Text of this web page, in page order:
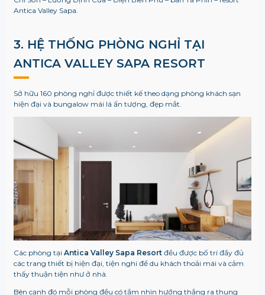
Antica Valley Sapa.
3. HỆ THỐNG PHÒNG NGHỈ TẠI
ANTICA VALLEY SAPA RESORT
Sở hữu 160 phòng nghỉ được thiết kế theo dạng phòng khách sạn
hiện đại và bungalow mái lá ấn tượng, đẹp mắt.
Các phòng tại Antica Valley Sapa Resortđều được bố trí đầy đủ
các trang thiết bị hiện đại, tiện nghi để du khách thoải mái và cảm
thấy thuận tiện như ở nhà.
Bên cạnh đó mỗi phòng đều có tầm nhìn hướng thẳng ra thung